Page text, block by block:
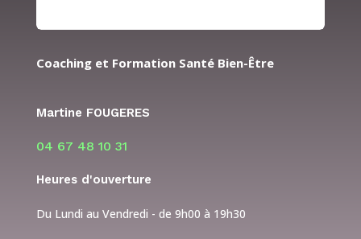
Coaching et Formation Santé Bien-Être
Martine FOUGERES
04 67 48 10 31
Heures d'ouverture
Du Lundi au Vendredi - de 9h00 à 19h30